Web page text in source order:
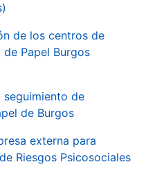
de los centros de
Papel Burgos
de
de Burgos
externa para
Riesgos Psicosociales